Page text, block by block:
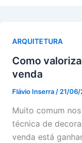
ARQUITETURA
Como
venda
Flávio Inserra / 21/
Muito comum
técnica de
venda está